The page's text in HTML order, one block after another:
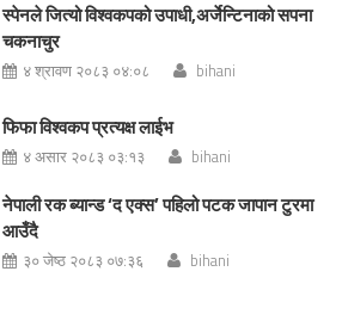
स्पेनले जित्यो विश्वकपको उपाधी,अर्जेन्टिनाको सपना
चकनाचुर
४ श्रावण २०८३ ०४:०८ bihani
फिफा विश्वकप प्रत्यक्ष लाईभ
४ असार २०८३ ०३:१३ bihani
नेपाली रक ब्यान्ड ‘द एक्स’ पहिलो पटक जापान टुरमा
आउँदै
३० जेष्ठ २०८३ ०७:३६ bihani